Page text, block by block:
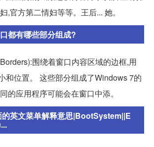
,官方第二情妇等等。王后... 她。
都有哪些部分组成?
围绕着窗口内容区域的边框,用
和位置。 这些部分组成了Windows 7的
的应用程序可能会在窗口中添。
的英文菜单解释意思|BootSystem||E